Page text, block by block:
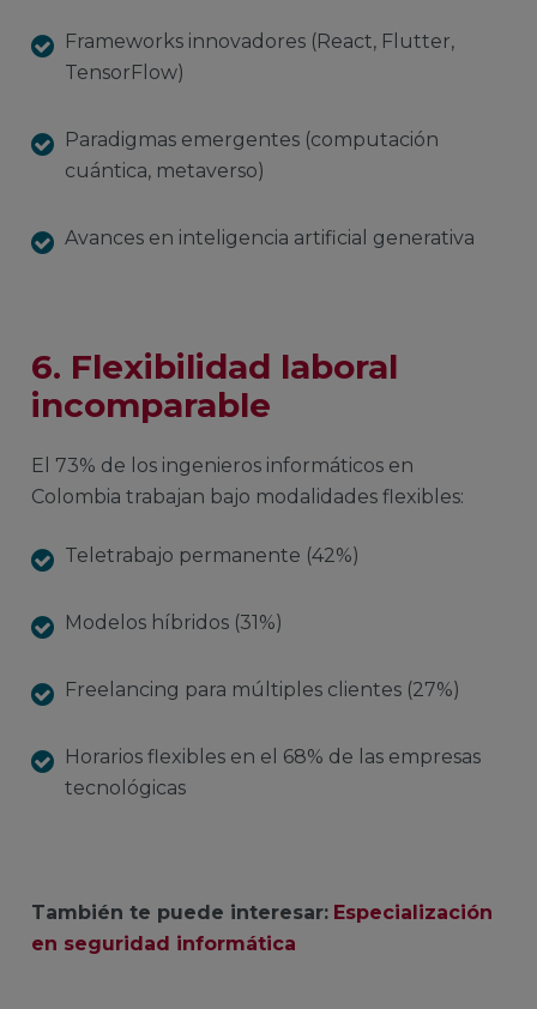
Frameworks innovadores (React, Flutter,
TensorFlow)
Paradigmas emergentes (computación
cuántica, metaverso)
Avances en inteligencia artificial generativa
6. Flexibilidad laboral
incomparable
El 73% de los ingenieros informáticos en
Colombia trabajan bajo modalidades flexibles:
Teletrabajo permanente (42%)
Modelos híbridos (31%)
Freelancing para múltiples clientes (27%)
Horarios flexibles en el 68% de las empresas
tecnológicas
También te puede interesar: Especialización
en seguridad informática